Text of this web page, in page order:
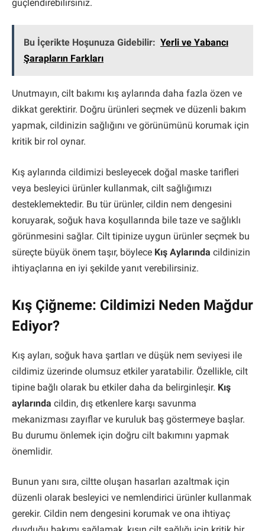
güçlendirebilirsiniz.
Bu İçerikte Hoşunuza Gidebilir: Yerli ve Yabancı
Şarapların Farkları
Unutmayın, cilt bakımı kış aylarında daha fazla özen ve
dikkat gerektirir. Doğru ürünleri seçmek ve düzenli bakım
yapmak, cildinizin sağlığını ve görünümünü korumak için
kritik bir rol oynar.
Kış aylarında cildimizi besleyecek doğal maske tarifleri
veya besleyici ürünler kullanmak, cilt sağlığımızı
desteklemektedir. Bu tür ürünler, cildin nem dengesini
koruyarak, soğuk hava koşullarında bile taze ve sağlıklı
görünmesini sağlar. Cilt tipinize uygun ürünler seçmek bu
süreçte büyük önem taşır, böylece Kış Aylarında cildinizin
ihtiyaçlarına en iyi şekilde yanıt verebilirsiniz.
Kış Çiğneme: Cildimizi Neden Mağdur
Ediyor?
Kış ayları, soğuk hava şartları ve düşük nem seviyesi ile
cildimiz üzerinde olumsuz etkiler yaratabilir. Özellikle, cilt
tipine bağlı olarak bu etkiler daha da belirginleşir. Kış
aylarında cildin, dış etkenlere karşı savunma
mekanizması zayıflar ve kuruluk baş göstermeye başlar.
Bu durumu önlemek için doğru cilt bakımını yapmak
önemlidir.
Bunun yanı sıra, ciltte oluşan hasarları azaltmak için
düzenli olarak besleyici ve nemlendirici ürünler kullanmak
gerekir. Cildin nem dengesini korumak ve ona ihtiyaç